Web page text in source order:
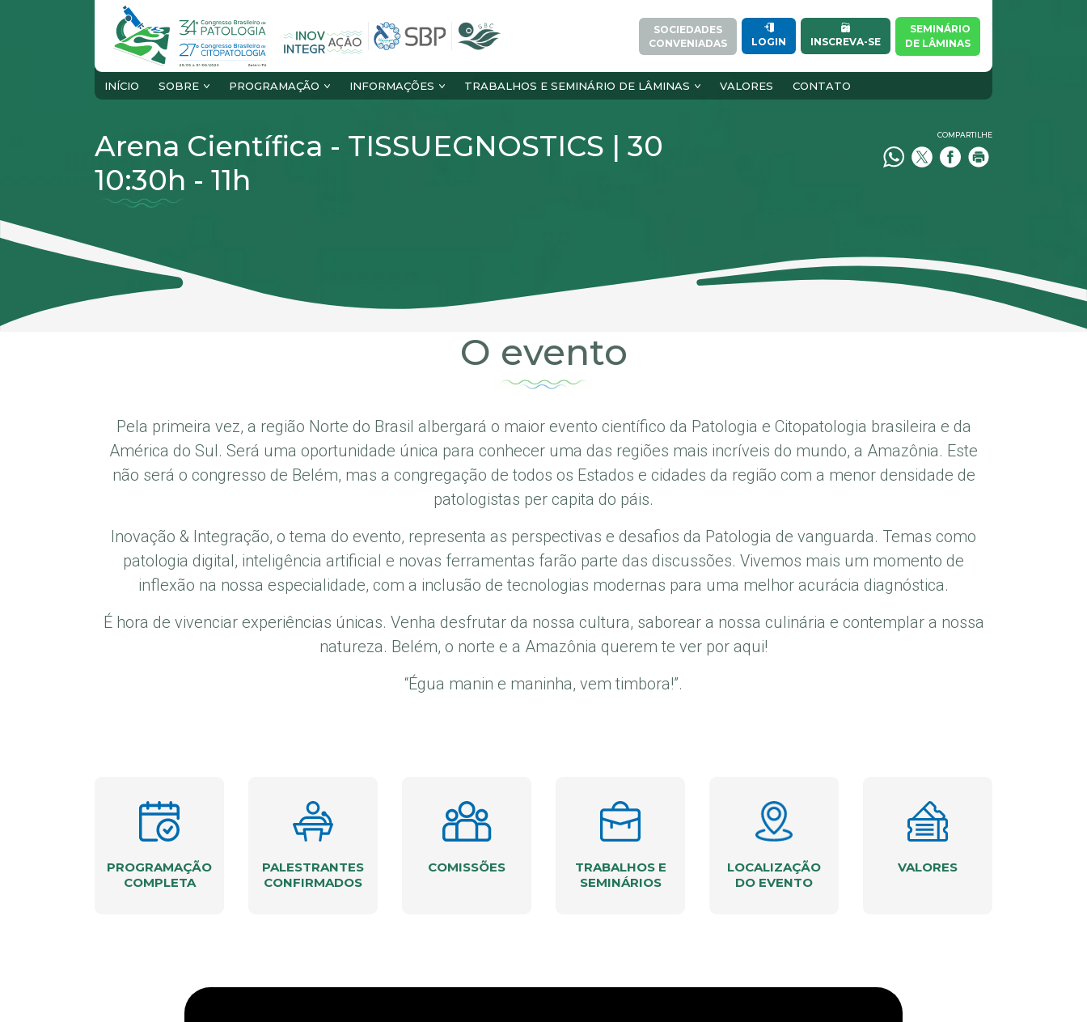
Arena Científica - TISSUEGNOSTICS | 30
10:30h - 11h
COMPARTILHE
SOCIEDADES
CONVENIADAS
LOGIN INSCREVA-SE
SEMINÁRIO
DE LÂMINAS
INÍCIO SOBRE PROGRAMAÇÃO INFORMAÇÕES TRABALHOS E SEMINÁRIO DE LÂMINAS VALORES CONTATO
O evento
Pela primeira vez, a região Norte do Brasil albergará o maior evento científico da Patologia e Citopatologia brasileira e da
América do Sul. Será uma oportunidade única para conhecer uma das regiões mais incríveis do mundo, a Amazônia. Este
não será o congresso de Belém, mas a congregação de todos os Estados e cidades da região com a menor densidade de
patologistas per capita do páis.
Inovação & Integração, o tema do evento, representa as perspectivas e desafios da Patologia de vanguarda. Temas como
patologia digital, inteligência artificial e novas ferramentas farão parte das discussões. Vivemos mais um momento de
inflexão na nossa especialidade, com a inclusão de tecnologias modernas para uma melhor acurácia diagnóstica.
É hora de vivenciar experiências únicas. Venha desfrutar da nossa cultura, saborear a nossa culinária e contemplar a nossa
natureza. Belém, o norte e a Amazônia querem te ver por aqui!
“Égua manin e maninha, vem timbora!”.
PROGRAMAÇÃO
COMPLETA
PALESTRANTES
CONFIRMADOS
COMISSÕES
TRABALHOS E
SEMINÁRIOS
LOCALIZAÇÃO
DO EVENTO
VALORES